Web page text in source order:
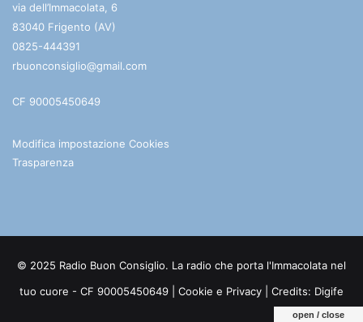
via dell’Immacolata, 6
83040 Frigento (AV)
0825-444391
rbuonconsiglio@gmail.com
CF 90005450649
Modifica impostazione Cookies
Trasparenza
© 2025 Radio Buon Consiglio. La radio che porta l'Immacolata nel
tuo cuore - CF 90005450649 | Cookie e Privacy | Credits: Digife
open / close